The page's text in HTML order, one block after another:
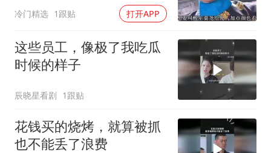
冷门精选 1跟贴 打开APP
这些员工，像极了我吃瓜
时候的样子
辰晓星看剧 1跟贴
花钱买的烧烤，就算被抓
也不能丢了浪费